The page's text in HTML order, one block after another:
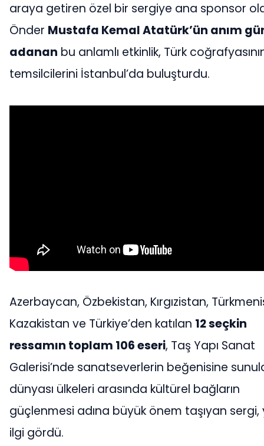
araya getiren özel bir sergiye ana sponsor
Önder Mustafa Kemal Atatürk’ün anım
adanan bu anlamlı etkinlik, Türk
temsilcilerini İstanbul’da buluşturdu.
Azerbaycan, Özbekistan, Kırgızistan,
Kazakistan ve Türkiye’den katılan 12 seçkin
ressamın toplam 106 eseri, Taş Yapı Sanat
Galerisi’nde sanatseverlerin beğenisine
dünyası ülkeleri arasında kültürel bağların
güçlenmesi adına büyük önem taşıyan
ilgi gördü.